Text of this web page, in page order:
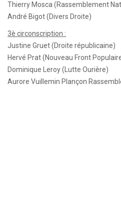
Thierry Mosca (Rassemblement
André Bigot (Divers Droite)
3è circonscription :
Justine Gruet (Droite républicaine)
Hervé Prat (Nouveau Front
Dominique Leroy (Lutte Ourière)
Aurore Vuillemin Plançon